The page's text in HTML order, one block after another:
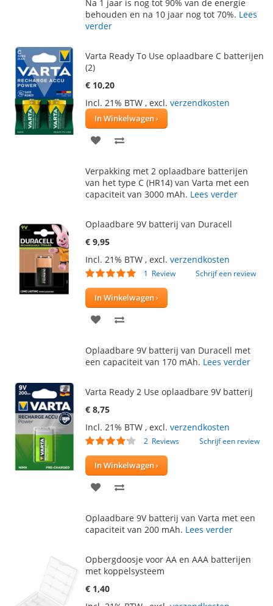
Na 1 jaar is nog tot 90% van de energie
behouden en na 10 jaar nog tot 70%. Lees
verder
Varta Ready To Use oplaadbare C batterijen
(2)
€ 10,20
Incl. 21% BTW , excl. verzendkosten
In Winkelwagen
VOEG
AAN TE
Verpakking met 2 oplaadbare batterijen
van het type C (HR14) van Varta met een
capaciteit van 3000 mAh. Lees verder
Oplaadbare 9V batterij van Duracell
€ 9,95
Incl. 21% BTW , excl. verzendkosten
Waardering:
1 Review Schrijf een review
In Winkelwagen
VOEG
AAN TE
Oplaadbare 9V batterij van Duracell met
een capaciteit van 170 mAh. Lees verder
Varta Ready 2 Use oplaadbare 9V batterij
€ 8,75
Incl. 21% BTW , excl. verzendkosten
Waardering:
2 Reviews Schrijf een review
In Winkelwagen
VOEG
AAN TE
Oplaadbare 9V batterij van Varta met een
capaciteit van 200 mAh. Lees verder
Opbergdoosje voor AA en AAA batterijen
met koppelsysteem
€ 1,40